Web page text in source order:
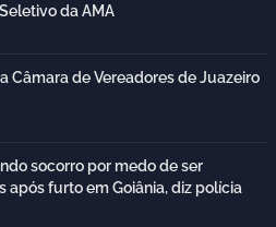
da AMA
Câmara de Vereadores de Juazeiro
socorro por medo de ser
após furto em Goiânia, diz polícia